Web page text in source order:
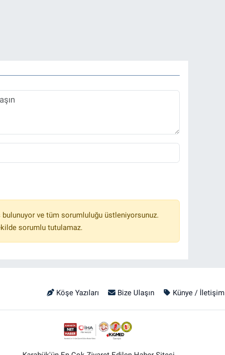
ve tüm sorumluluğu üstleniyorsunuz.
sorumlu tutulamaz.
Köşe Yazıları Bize Ulaşın Künye / İletişim